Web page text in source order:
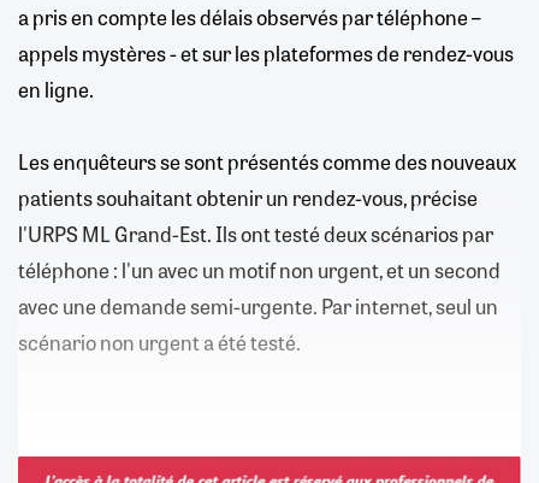
a pris en compte les délais observés par téléphone –
appels mystères - et sur les plateformes de rendez-vous
en ligne.
Les enquêteurs se sont présentés comme des nouveaux
patients souhaitant obtenir un rendez-vous, précise
l'URPS ML Grand-Est. Ils ont testé deux scénarios par
téléphone : l'un avec un motif non urgent, et un second
avec une demande semi-urgente. Par internet, seul un
scénario non urgent a été testé.